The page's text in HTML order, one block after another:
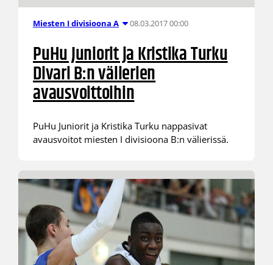
Miesten I divisioona A 08.03.2017 00:00
PuHu Juniorit ja Kristika Turku
Divari B:n välierien
avausvoittoihin
PuHu Juniorit ja Kristika Turku nappasivat
avausvoitot miesten I divisioona B:n välierissä.